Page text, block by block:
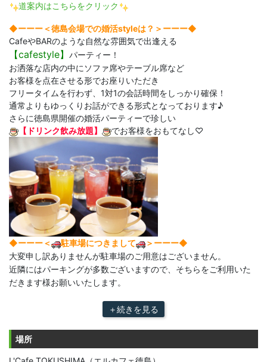
場所
道案内はこちらをクリック
◆ーーー＜徳島会場での婚活styleは？＞ーーー◆
CafeやBARのような自然な雰囲気で出逢える
【cafestyle】 パーティー！
お洒落な店内の中にソファ席やテーブル席など
お客様を点在させる形でお座りいただき
フリータイムを行わず、1対1の会話時間をしっかり確保！
通常よりもゆっくりお話ができる形式となっております♪
さらに徳島県開催の婚活パーティーで珍しい
【ドリンク飲み放題】
でお客様をおもてなし♡
◆ーーー＜ 駐車場につきまして ＞ーーー◆
大変申し訳ありませんが駐車場のご用意はございません。
近隣にはパーキングが多数ございますので、そちらをご利用いた
だきます様お願いいたします。
＋続きを見る